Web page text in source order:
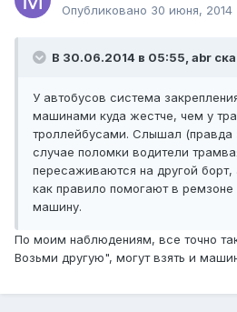
Опубликовано 30 июня, 2014
В 30.06.2014 в 05:55, abr
У автобусов система
машинами куда жестче, чем у
троллейбусами. Слышал (правда
случае поломки водители
пересаживаются на другой борт,
как правило помогают в
машину.
По моим наблюдениям, все точно
Возьми другую", могут взять и